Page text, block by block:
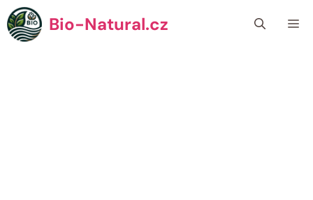
Přeskočit
na
obsah
Bio-Natural.cz